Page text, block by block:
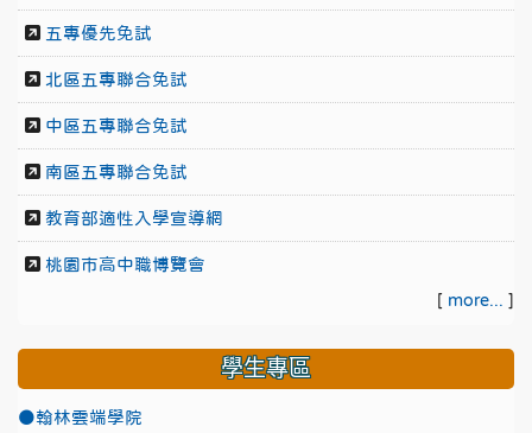
五專優先免試
北區五專聯合免試
中區五專聯合免試
南區五專聯合免試
教育部適性入學宣導網
桃園市高中職博覽會
[ more... ]
學生專區
●翰林雲端學院